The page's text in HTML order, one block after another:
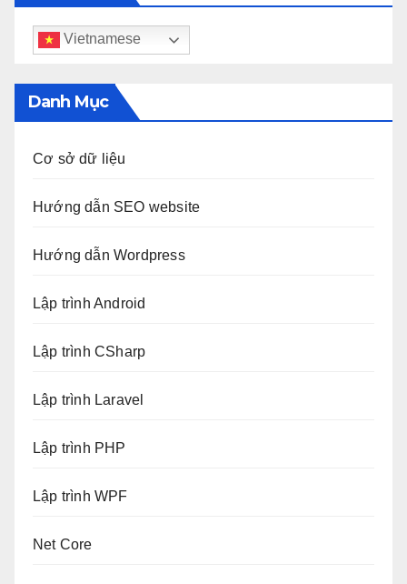
Vietnamese
Danh Mục
Cơ sở dữ liệu
Hướng dẫn SEO website
Hướng dẫn Wordpress
Lập trình Android
Lập trình CSharp
Lập trình Laravel
Lập trình PHP
Lập trình WPF
Net Core